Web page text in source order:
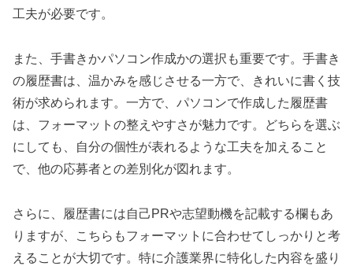
工夫が必要です。
また、手書きかパソコン作成かの選択も重要です。手書き
の履歴書は、温かみを感じさせる一方で、きれいに書く技
術が求められます。一方で、パソコンで作成した履歴書
は、フォーマットの整えやすさが魅力です。どちらを選ぶ
にしても、自分の個性が表れるような工夫を加えること
で、他の応募者との差別化が図れます。
さらに、履歴書には自己PRや志望動機を記載する欄もあ
りますが、こちらもフォーマットに合わせてしっかりと考
えることが大切です。特に介護業界に特化した内容を盛り